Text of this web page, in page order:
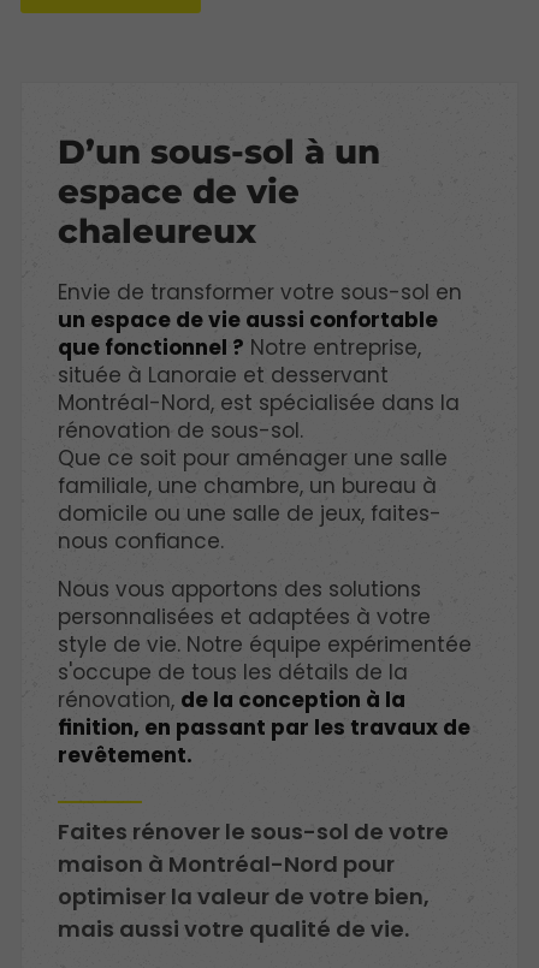
D’un sous-sol à un
espace de vie
chaleureux
Envie de transformer votre sous-sol en
un espace de vie aussi confortable
que fonctionnel ? Notre entreprise,
située à Lanoraie et desservant
Montréal-Nord, est spécialisée dans la
rénovation de sous-sol.
Que ce soit pour aménager une salle
familiale, une chambre, un bureau à
domicile ou une salle de jeux, faites-
nous confiance.
Nous vous apportons des solutions
personnalisées et adaptées à votre
style de vie. Notre équipe expérimentée
s'occupe de tous les détails de la
rénovation, de la conception à la
finition, en passant par les travaux de
revêtement.
Faites rénover le sous-sol de votre
maison à Montréal-Nord pour
optimiser la valeur de votre bien,
mais aussi votre qualité de vie.